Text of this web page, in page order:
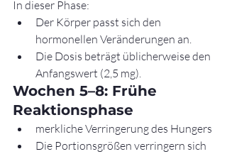
In dieser Phase:
Der Körper passt sich den
hormonellen Veränderungen an.
Die Dosis beträgt üblicherweise den
Anfangswert (2,5 mg).
Wochen 5–8: Frühe
Reaktionsphase
merkliche Verringerung des Hungers
Die Portionsgrößen verringern sich